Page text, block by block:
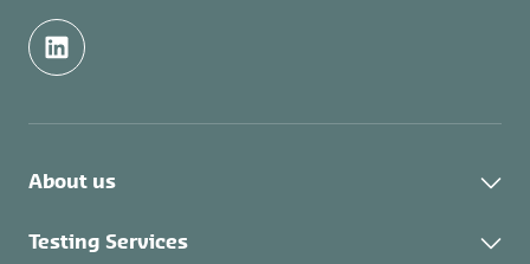
About us
About Control Union
Testing Services